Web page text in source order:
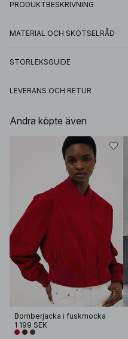
PRODUKTBESKRIVNING
MATERIAL OCH SKÖTSELRÅD
STORLEKSGUIDE
LEVERANS OCH RETUR
Andra köpte även
Bomberjacka i fuskmocka
1 199 SEK